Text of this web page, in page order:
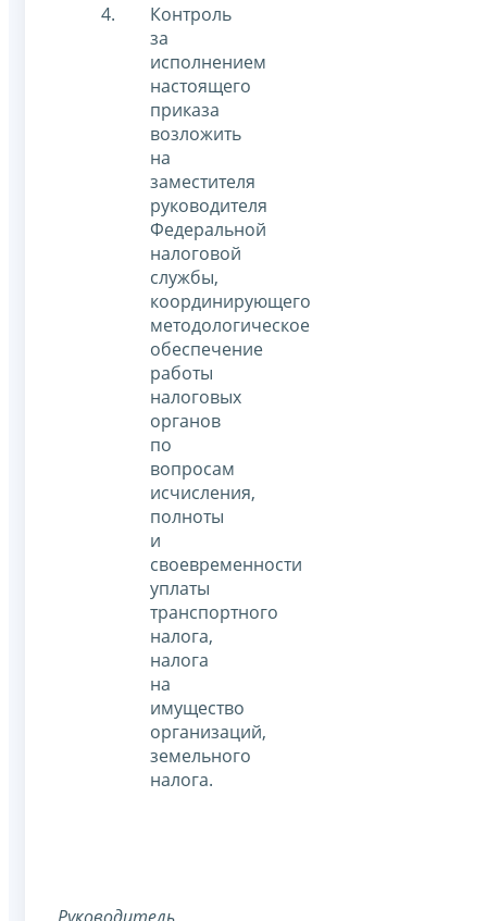
Контроль
за
исполнением
настоящего
приказа
возложить
на
заместителя
руководителя
Федеральной
налоговой
службы,
координирующего
методологическое
обеспечение
работы
налоговых
органов
по
вопросам
исчисления,
полноты
и
своевременности
уплаты
транспортного
налога,
налога
на
имущество
организаций,
земельного
налога.
Руководитель